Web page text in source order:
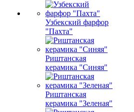
Узбекский фарфор
"Пахта"
Риштанская
керамика "Синяя"
Риштанская
керамика "Зеленая"